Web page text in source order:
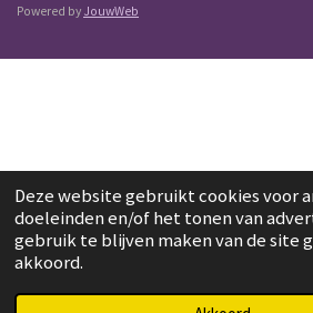
Deze website gebruikt cookies voor
doeleinden en/of het tonen van
gebruik te blijven maken van de site
akkoord.
Powered by JouwWeb